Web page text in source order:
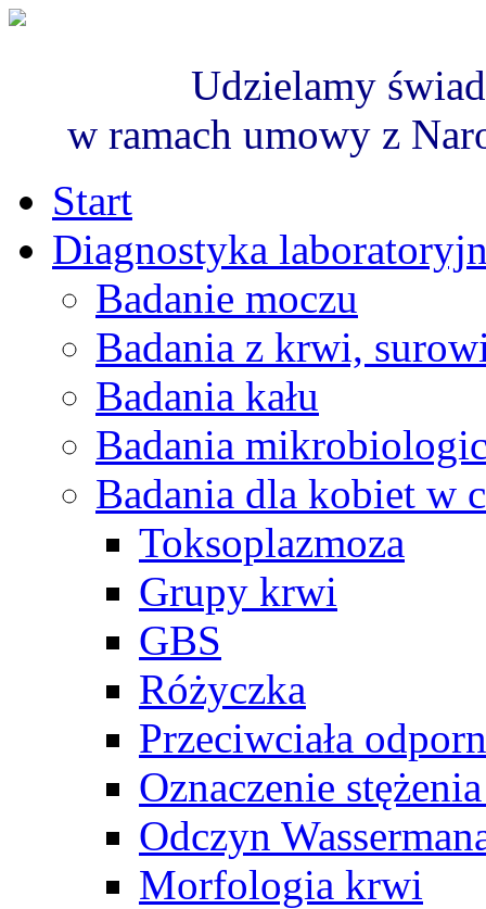
Udzielamy
w ramach umowy z
Start
Diagnostyka
Badanie moczu
Badania z krwi,
Badania kału
Badania
Badania dla kobiet w
Toksoplazmoza
Grupy krwi
GBS
Różyczka
Przeciwciała
Oznaczenie
Odczyn
Morfologia krwi